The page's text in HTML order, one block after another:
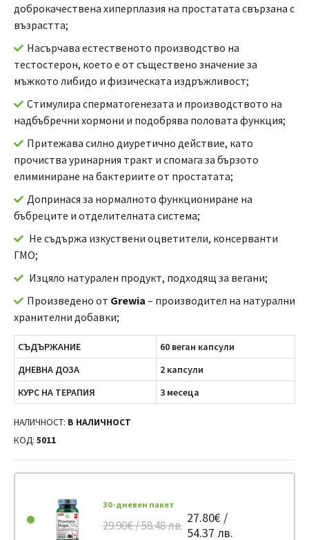
доброкачествена хиперплазия на простатата свързана с
възрастта;
Насърчава естественото производство на
тестостерон, което е от съществено значение за
мъжкото либидо и физическата издръжливост;
Стимулира сперматогенезата и производството на
надбъбречни хормони и подобрява половата функция;
Притежава силно диуретично действие, като
прочиства уринарния тракт и спомага за бързото
елиминиране на бактериите от простатата;
Допринася за нормалното функциониране на
бъбреците и отделителната система;
Не съдържа изкуствени оцветители, консерванти
ГМО;
Изцяло натурален продукт, подходящ за вегани;
Произведено от Grewia – производител на натурални
хранителни добавки;
СЪДЪРЖАНИЕ
60 веган капсули
ДНЕВНА ДОЗА
2 капсули
КУРС НА ТЕРАПИЯ
3 месеца
НАЛИЧНОСТ: В НАЛИЧНОСТ
КОД: 5011
30-дневен пакет
29.90€ / 58.48 лв. 27.80€ /
54.37 лв.